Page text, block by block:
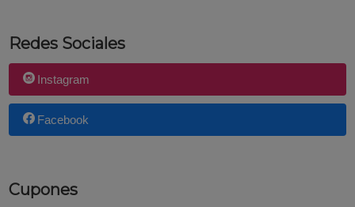
Redes Sociales
Instagram
Facebook
Cupones